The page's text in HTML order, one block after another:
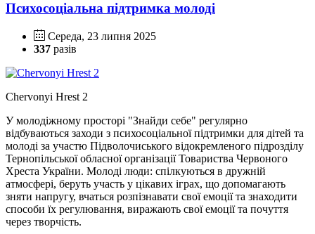
Психосоціальна підтримка молоді
Середа, 23 липня 2025
337 разів
Chervonyi Hrest 2
У молодіжному просторі "Знайди себе" регулярно
відбуваються заходи з психосоціальної підтримки для дітей та
молоді за участю Підволочиського відокремленого підрозділу
Тернопільської обласної організації Товариства Червоного
Хреста України. Молоді люди: спілкуються в дружній
атмосфері, беруть участь у цікавих іграх, що допомагають
зняти напругу, вчаться розпізнавати свої емоції та знаходити
способи їх регулювання, виражають свої емоції та почуття
через творчість.